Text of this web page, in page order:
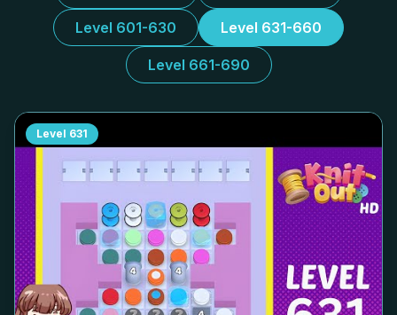
Level 601-630 Level 631-660
Level 661-690
Level 631